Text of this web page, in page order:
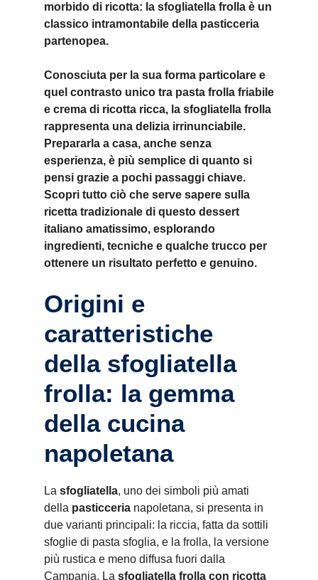
morbido di ricotta: la sfogliatella frolla è un
classico intramontabile della pasticceria
partenopea.
Conosciuta per la sua forma particolare e
quel contrasto unico tra pasta frolla friabile
e crema di ricotta ricca, la sfogliatella frolla
rappresenta una delizia irrinunciabile.
Prepararla a casa, anche senza
esperienza, è più semplice di quanto si
pensi grazie a pochi passaggi chiave.
Scopri tutto ciò che serve sapere sulla
ricetta tradizionale di questo dessert
italiano amatissimo, esplorando
ingredienti, tecniche e qualche trucco per
ottenere un risultato perfetto e genuino.
Origini e
caratteristiche
della sfogliatella
frolla: la gemma
della cucina
napoletana
La sfogliatella, uno dei simboli più amati
della pasticceria napoletana, si presenta in
due varianti principali: la riccia, fatta da sottili
sfoglie di pasta sfoglia, e la frolla, la versione
più rustica e meno diffusa fuori dalla
Campania. La sfogliatella frolla con ricotta